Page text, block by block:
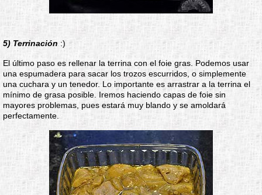
5) Terrinación :)
El último paso es rellenar la terrina con el foie gras. Podemos usar
una espumadera para sacar los trozos escurridos, o simplemente
una cuchara y un tenedor. Lo importante es arrastrar a la terrina el
mínimo de grasa posible. Iremos haciendo capas de foie sin
mayores problemas, pues estará muy blando y se amoldará
perfectamente.